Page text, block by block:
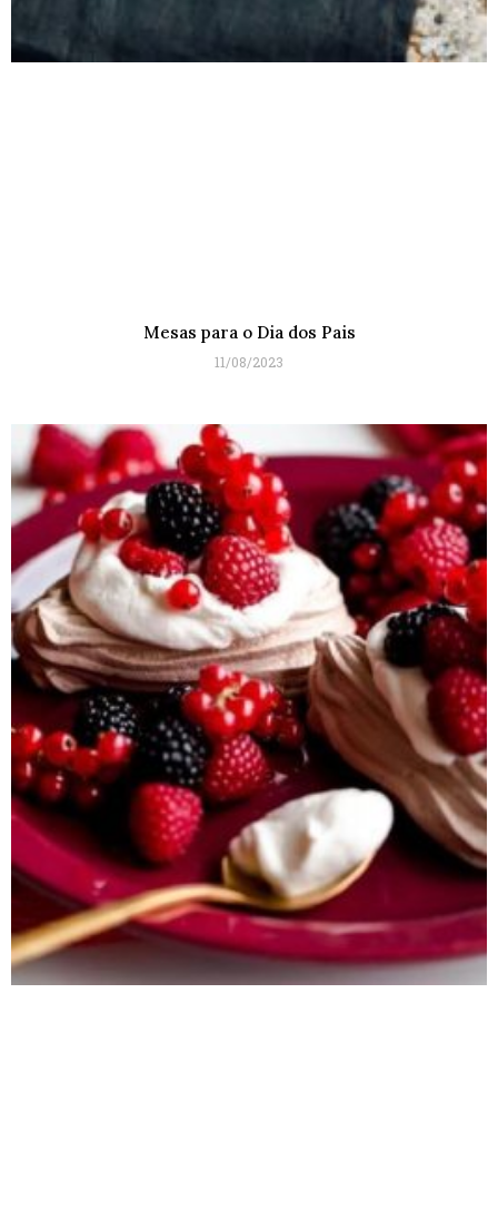
Mesas para o Dia dos Pais
11/08/2023